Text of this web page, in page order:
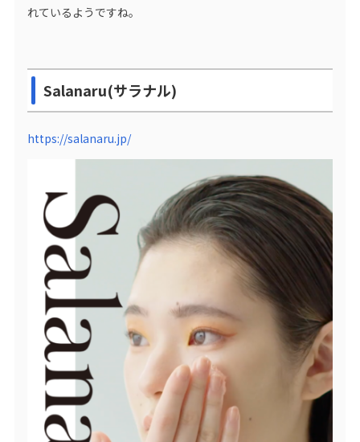
れているようですね。
Salanaru(サラナル)
https://salanaru.jp/